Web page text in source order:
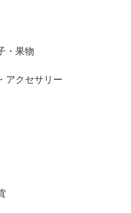
・果物
アクセサリー